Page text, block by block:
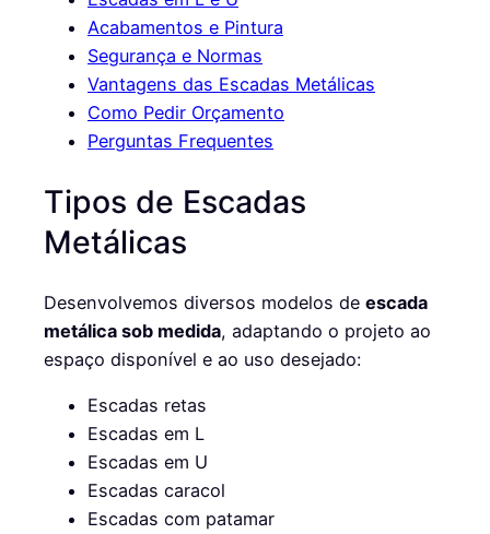
Acabamentos e Pintura
Segurança e Normas
Vantagens das Escadas Metálicas
Como Pedir Orçamento
Perguntas Frequentes
Tipos de Escadas
Metálicas
Desenvolvemos diversos modelos de escada
metálica sob medida, adaptando o projeto ao
espaço disponível e ao uso desejado:
Escadas retas
Escadas em L
Escadas em U
Escadas caracol
Escadas com patamar